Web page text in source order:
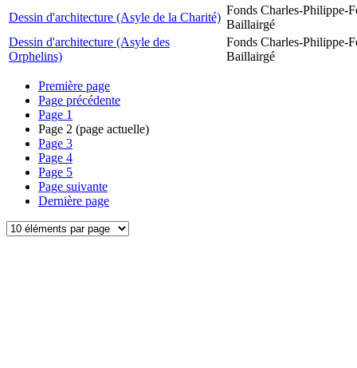
Dessin d'architecture (Asyle de la Charité)
Fonds Charles-Philippe-
Baillairgé
Dessin d'architecture (Asyle des
Orphelins)
Fonds Charles-Philippe-
Baillairgé
Première page
Page précédente
Page 1
Page 2 (page actuelle)
Page 3
Page 4
Page 5
Page suivante
Dernière page